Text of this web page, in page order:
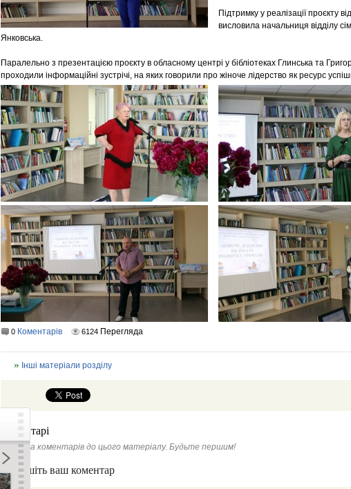
Підтримку у реалізації проєкту
висловила начальниця відділу
Янковська.
Паралельно з презентацією проєкту в обласному центрі у бібліотеках Глинська та
проходили інформаційні зустрічі, на яких говорили про жіноче лідерство як ресурс
0 Коментарів 6124 Перегляда
Інші матеріали розділу
Коментарі
Ще нема коментарів до цього матеріалу. Будьте першим!
Напишіть ваш коментар